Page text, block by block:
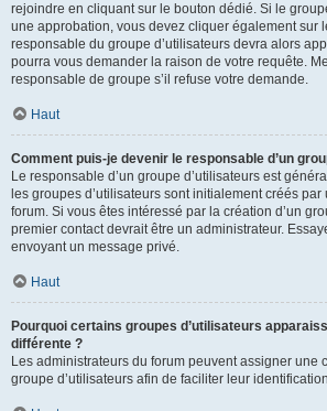
rejoindre en cliquant sur le bouton dédié. Si le
une approbation, vous devez cliquer également sur
responsable du groupe d’utilisateurs devra alors
pourra vous demander la raison de votre requête.
responsable de groupe s’il refuse votre demande.
Haut
Comment puis-je devenir le responsable d’un
Le responsable d’un groupe d’utilisateurs est
les groupes d’utilisateurs sont initialement créés
forum. Si vous êtes intéressé par la création d’un
premier contact devrait être un administrateur.
envoyant un message privé.
Haut
Pourquoi certains groupes d’utilisateurs
différente ?
Les administrateurs du forum peuvent assigner une
groupe d’utilisateurs afin de faciliter leur